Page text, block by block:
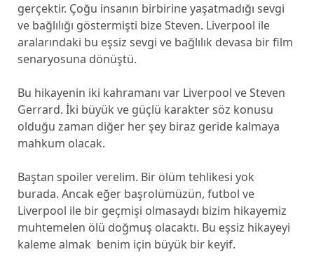
gerçektir. Çoğu insanın birbirine yaşatmadığı sevgi
ve bağlılığı göstermişti bize Steven. Liverpool ile
aralarındaki bu eşsiz sevgi ve bağlılık devasa bir film
senaryosuna dönüştü.
Bu hikayenin iki kahramanı var Liverpool ve Steven
Gerrard. İki büyük ve güçlü karakter söz konusu
olduğu zaman diğer her şey biraz geride kalmaya
mahkum olacak.
Baştan spoiler verelim. Bir ölüm tehlikesi yok
burada. Ancak eğer başrolümüzün, futbol ve
Liverpool ile bir geçmişi olmasaydı bizim hikayemiz
muhtemelen ölü doğmuş olacaktı. Bu eşsiz hikayeyi
kaleme almak benim için büyük bir keyif.